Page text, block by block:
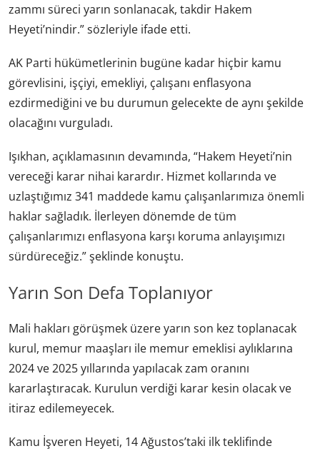
zammı süreci yarın sonlanacak, takdir Hakem
Heyeti’nindir.” sözleriyle ifade etti.
AK Parti hükümetlerinin bugüne kadar hiçbir kamu
görevlisini, işçiyi, emekliyi, çalışanı enflasyona
ezdirmediğini ve bu durumun gelecekte de aynı şekilde
olacağını vurguladı.
Işıkhan, açıklamasının devamında, “Hakem Heyeti’nin
vereceği karar nihai karardır. Hizmet kollarında ve
uzlaştığımız 341 maddede kamu çalışanlarımıza önemli
haklar sağladık. İlerleyen dönemde de tüm
çalışanlarımızı enflasyona karşı koruma anlayışımızı
sürdüreceğiz.” şeklinde konuştu.
Yarın Son Defa Toplanıyor
Mali hakları görüşmek üzere yarın son kez toplanacak
kurul, memur maaşları ile memur emeklisi aylıklarına
2024 ve 2025 yıllarında yapılacak zam oranını
kararlaştıracak. Kurulun verdiği karar kesin olacak ve
itiraz edilemeyecek.
Kamu İşveren Heyeti, 14 Ağustos’taki ilk teklifinde